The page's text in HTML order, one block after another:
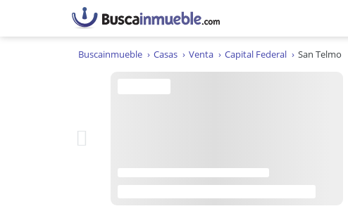
Buscainmueble Casas Venta Capital Federal San Telmo